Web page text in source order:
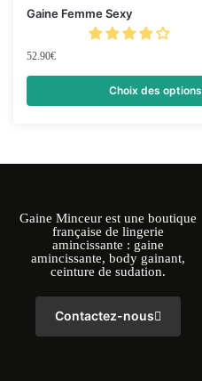
Gaine Femme Sexy
52.90€
Choix des options
Gaine Minceur est une boutique
française de lingerie
amincissante : gaine
amincissante, body gainant,
ceinture de sudation.
Contactez-nous